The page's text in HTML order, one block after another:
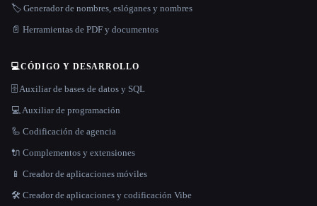
🏷️ Generador de nombres, eslóganes y nombres
📄 Herramientas de PDF y documentos
💻CÓDIGO Y DESARROLLO
🗄️ Auxiliar de bases de datos y SQL
💻 Auxiliar de programación
🦾 Codificación de agencia
🔌 Complementos y extensiones
📱 Creador de aplicaciones móviles
🛠️ Creador de aplicaciones y codificación Vibe